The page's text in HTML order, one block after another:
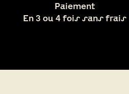
Paiement
En 3 ou 4 fois sans frais